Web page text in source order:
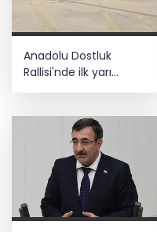
Anadolu Dostluk
Rallisi'nde ilk yarı